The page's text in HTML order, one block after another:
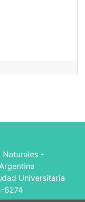
Naturales -
Universitaria
8274